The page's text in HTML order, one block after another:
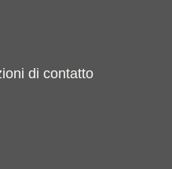
di contatto